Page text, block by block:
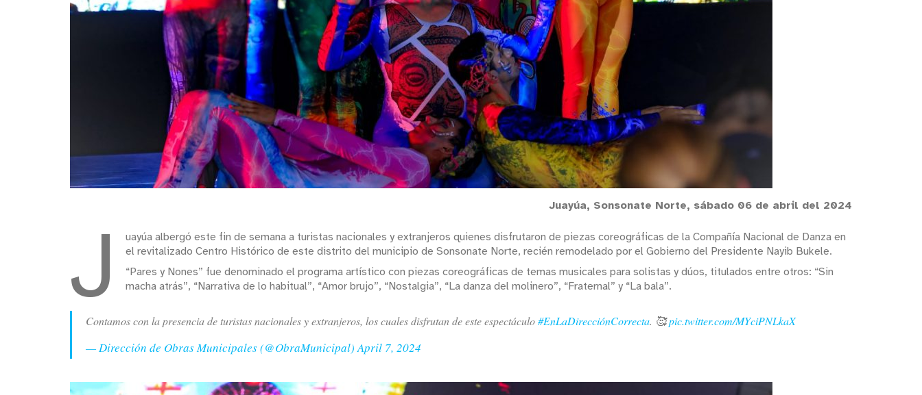
Juayúa, Sonsonate Norte, sábado 06 de abril del 2024
J
uayúa albergó este fin de semana a turistas nacionales y extranjeros quienes disfrutaron de piezas coreográficas de la Compañía Nacional de Danza en
el revitalizado Centro Histórico de este distrito del municipio de Sonsonate Norte, recién remodelado por el Gobierno del Presidente Nayib Bukele.
“Pares y Nones” fue denominado el programa artístico con piezas coreográficas de temas musicales para solistas y dúos, titulados entre otros: “Sin
macha atrás”, “Narrativa de lo habitual”, “Amor brujo”, “Nostalgia”, “La danza del molinero”, “Fraternal” y “La bala”.
Contamos con la presencia de turistas nacionales y extranjeros, los cuales disfrutan de este espectáculo#EnLaDirecciónCorrecta. 🥰pic.twitter.com/MYciPNLkaX
— Dirección de Obras Municipales (@ObraMunicipal)April 7, 2024